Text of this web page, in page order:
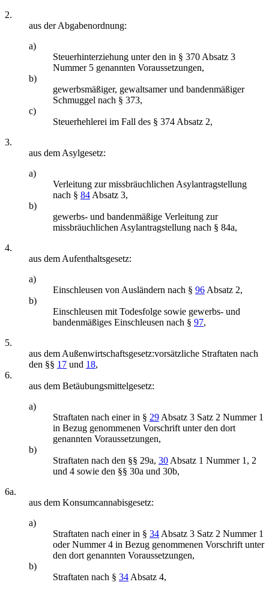
2.
aus der Abgabenordnung:
a)
Steuerhinterziehung unter den in § 370 Absatz 3
Nummer 5 genannten Voraussetzungen,
b)
gewerbsmäßiger, gewaltsamer und bandenmäßiger
Schmuggel nach § 373,
c)
Steuerhehlerei im Fall des § 374 Absatz 2,
3.
aus dem Asylgesetz:
a)
Verleitung zur missbräuchlichen Asylantragstellung
nach § 84 Absatz 3,
b)
gewerbs- und bandenmäßige Verleitung zur
missbräuchlichen Asylantragstellung nach § 84a,
4.
aus dem Aufenthaltsgesetz:
a)
Einschleusen von Ausländern nach § 96 Absatz 2,
b)
Einschleusen mit Todesfolge sowie gewerbs- und
bandenmäßiges Einschleusen nach § 97,
5.
aus dem Außenwirtschaftsgesetz:vorsätzliche Straftaten nach
den §§ 17 und 18,
6.
aus dem Betäubungsmittelgesetz:
a)
Straftaten nach einer in § 29 Absatz 3 Satz 2 Nummer 1
in Bezug genommenen Vorschrift unter den dort
genannten Voraussetzungen,
b)
Straftaten nach den §§ 29a, 30 Absatz 1 Nummer 1, 2
und 4 sowie den §§ 30a und 30b,
6a.
aus dem Konsumcannabisgesetz:
a)
Straftaten nach einer in § 34 Absatz 3 Satz 2 Nummer 1
oder Nummer 4 in Bezug genommenen Vorschrift unter
den dort genannten Voraussetzungen,
b)
Straftaten nach § 34 Absatz 4,